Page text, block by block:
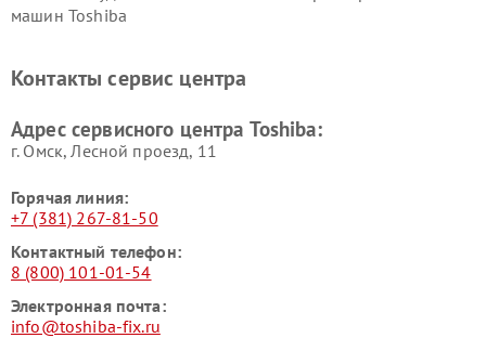
машин Toshiba
Контакты сервис центра
Адрес сервисного центра Toshiba:
г. Омск, ​Лесной проезд, 11
Горячая линия:
+7 (381) 267-81-50
Контактный телефон:
8 (800) 101-01-54
Электронная почта:
info@toshiba-fix.ru